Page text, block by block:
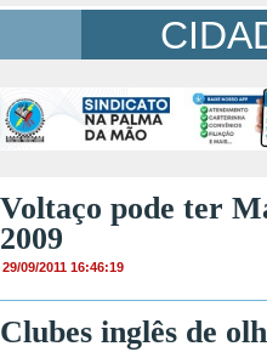
Voltaço pode ter
2009
29/09/2011 16:46:19
Clubes inglês de